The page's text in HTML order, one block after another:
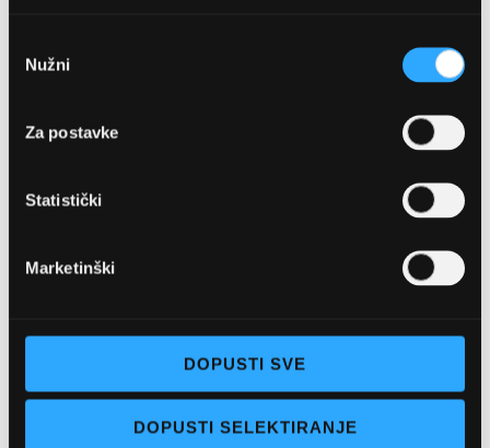
pristanka
Nužni
Za postavke
Statistički
Marketinški
DOPUSTI SVE
DOPUSTI SELEKTIRANJE
Pon - pet: 07 - 21h,